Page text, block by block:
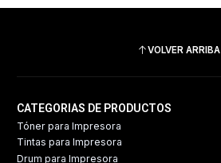
VOLVER ARRIBA
CATEGORIAS DE PRODUCTOS
Tóner para Impresora
Tintas para Impresora
Drum para Impresora